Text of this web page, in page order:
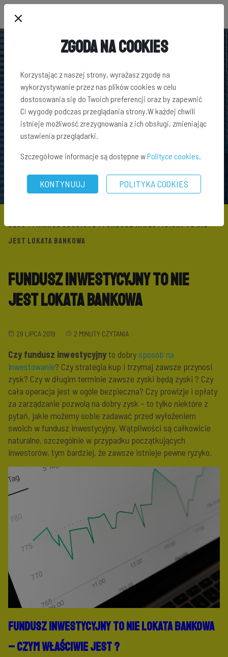
BLOG\FINANSE OSOBISTE\ FUNDUSZ INWESTYCYJNY TO NIE
JEST LOKATA BANKOWA
Fundusz inwestycyjny to nie
jest lokata bankowa
29 LIPCA 2019 2 MINUTY CZYTANIA
Czy fundusz inwestycyjnyto dobry sposób na
inwestowanie? Czy strategia kup i trzymaj zawsze przynosi
zysk? Czy w długim terminie zawsze zyski będą zyski ? Czy
cała operacja jest w ogóle bezpieczna? Czy prowizje i opłaty
za zarządzanie pozwolą na dobry zysk – to tylko niektóre z
pytań, jakie możemy sobie zadawać przed wyłożeniem
swoich w fundusz inwestycyjny. Wątpliwości są całkowicie
naturalne, szczególnie w przypadku początkujących
inwestorów, tym bardziej, że zawsze istnieje pewne ryzyko.
Fundusz inwestycyjny to nie lokata bankowa
–czym właściwie jest ?
Zgoda na Cookies
Korzystając z naszej strony, wyrażasz zgodę na
wykorzystywanie przez nas plików cookies w celu
dostosowania się do Twoich preferencji oraz by zapewnić
Ci wygodę podczas przeglądania strony.W każdej chwili
istnieje możliwość zrezygnowania z ich obsługi, zmieniając
ustawienia przeglądarki.
Szczegółowe informacje są dostępne wPolityce cookies.
KONTYNUUJ POLITYKA COOKIES